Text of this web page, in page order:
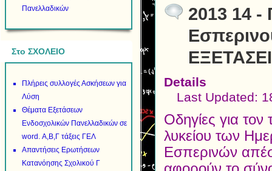
Πανελλαδικών
Στο ΣΧΟΛΕΙΟ
Πλήρεις συλλογές Ασκήσεων για
Λύση
Θέματα Εξετάσεων
Ενδοσχολικών Πανελλαδικών σε
word. Α,Β,Γ τάξεις ΓΕΛ
Απαντήσεις Ερωτήσεων
Κατανόησης Σχολικού Γ
2013 14
Details
Last Updated:
Οδηγίες για
λυκείου των
Εσπερινών